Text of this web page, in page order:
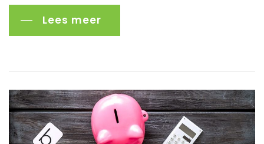
Lees meer